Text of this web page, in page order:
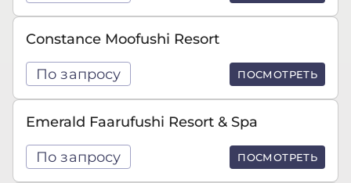
Constance Moofushi Resort
По запросу ПОСМОТРЕТЬ
Emerald Faarufushi Resort & Spa
По запросу ПОСМОТРЕТЬ